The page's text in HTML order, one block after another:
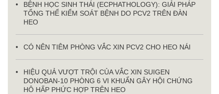
BỆNH HỌC SINH THÁI (ECPHATHOLOGY): GIẢI PHÁP
TỔNG THỂ KIỂM SOÁT BỆNH DO PCV2 TRÊN ĐÀN
HEO
CÓ NÊN TIÊM PHÒNG VẮC XIN PCV2 CHO HEO NÁI
HIỆU QUẢ VƯỢT TRỘI CỦA VẮC XIN SUIGEN
DONOBAN-10 PHÒNG 6 VI KHUẨN GÂY HỘI CHỨNG
HÔ HẤP PHỨC HỢP TRÊN HEO